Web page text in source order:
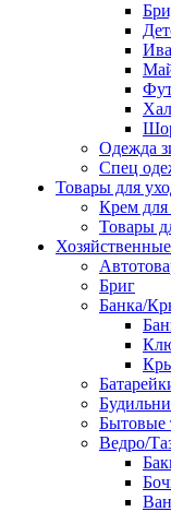
Одежда
Спец
Товары для
Крем для
Товары
Бриг
Банка/
Бытовые
Ведро/